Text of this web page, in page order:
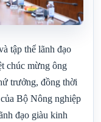
tập thể lãnh đạo
chúc mừng ông
trưởng, đồng thời
Bộ Nông nghiệp
đạo giàu kinh